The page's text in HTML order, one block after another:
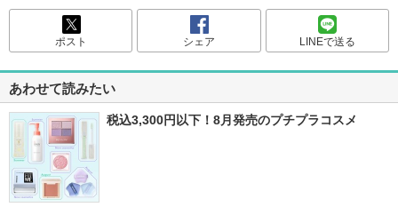
ポスト シェア LINEで送る
あわせて読みたい
税込3,300円以下！8月発売のプチプラコスメ